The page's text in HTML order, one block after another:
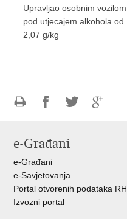
Upravljao osobnim vozilom
pod utjecajem alkohola od
2,07 g/kg
FacebookuTwitteru
e-Građani
e-Građani
e-Savjetovanja
Portal otvorenih podataka RH
Izvozni portal